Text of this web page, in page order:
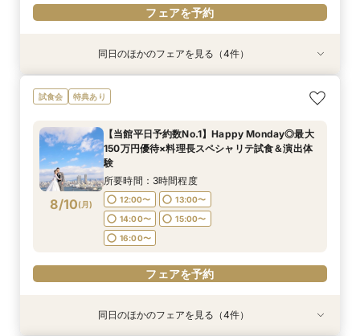
フェアを予約
特典あり
8/9(日)
【初めて式場見学のおふたり】即決なしで安心＆
お気軽×シェフ特選試食
9:00〜
14:00〜
フェアを予約
特典あり
8/9(日)
【17時以降】お仕事帰りやテーマパーク帰りに夜
景×スペシャリテ試食
17:00〜
17:30〜
フェアを予約
特典あり
8/9(日)
2名様からOK【少人数で結婚式】アットホームウ
エディング相談会
9:00〜
14:00〜
フェアを予約
特典あり
8/9(日)
【愛犬と叶えるペット婚】リングドッグ＆足形ス
タンプ×厳選試食＆20万円分のワンちゃん優待
9:00〜
14:00〜
フェアを予約
同日のほかのフェアを見る（4件）
試食会 特典あり
8/10(月)
【当館平日予約数No.1】Happy Monday◎最大
150万円優待×料理長スペシャリテ試食＆演出体
験
所要時間：3時間程度
12:00〜
13:00〜
14:00〜
15:00〜
16:00〜
フェアを予約
特典あり
特典あり
特典あり
特典あり同日のほかのフェアを見る（4件）